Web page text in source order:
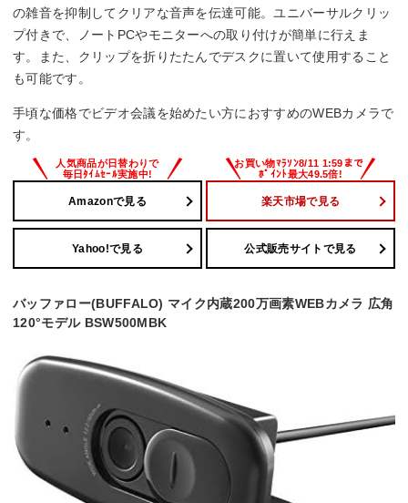
の雑音を抑制してクリアな音声を伝達可能。ユニバーサルクリッ
プ付きで、ノートPCやモニターへの取り付けが簡単に行えま
す。また、クリップを折りたたんでデスクに置いて使用すること
も可能です。
手頃な価格でビデオ会議を始めたい方におすすめのWEBカメラで
す。
Amazonで見る 楽天市場で見る
Yahoo!で見る 公式販売サイトで見る
バッファロー(BUFFALO) マイク内蔵200万画素WEBカメラ 広角
120°モデル BSW500MBK